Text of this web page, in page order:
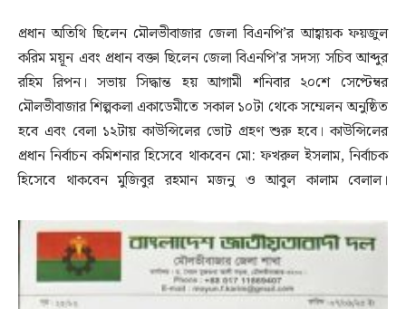
প্রধান অতিথি ছিলেন মৌলভীবাজার জেলা বিএনপি’র আহ্বায়ক ফয়জুল
করিম ময়ূন এবং প্রধান বক্তা ছিলেন জেলা বিএনপি’র সদস্য সচিব আব্দুর
রহিম রিপন। সভায় সিদ্ধান্ত হয় আগামী শনিবার ২০শে সেপ্টেম্বর
মৌলভীবাজার শিল্পকলা একাডেমীতে সকাল ১০টা থেকে সম্মেলন অনুষ্ঠিত
হবে এবং বেলা ১২টায় কাউন্সিলের ভোট গ্রহণ শুরু হবে। কাউন্সিলের
প্রধান নির্বাচন কমিশনার হিসেবে থাকবেন মো: ফখরুল ইসলাম, নির্বাচক
হিসেবে থাকবেন মুজিবুর রহমান মজনু ও আবুল কালাম বেলাল।